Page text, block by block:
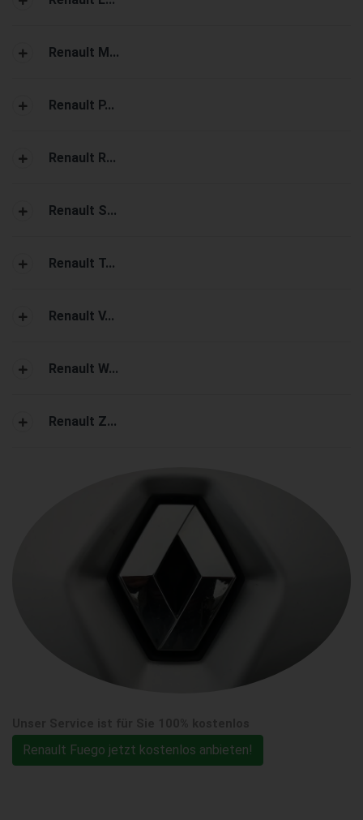
Renault M...
Renault P...
Renault R...
Renault S...
Renault T...
Renault V...
Renault W...
Renault Z...
Renault Fuego jetzt kostenlos anbieten!